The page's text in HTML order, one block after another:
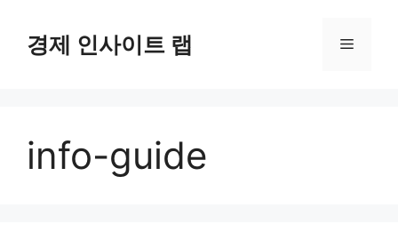
경제 인사이트 랩 메
info-guide